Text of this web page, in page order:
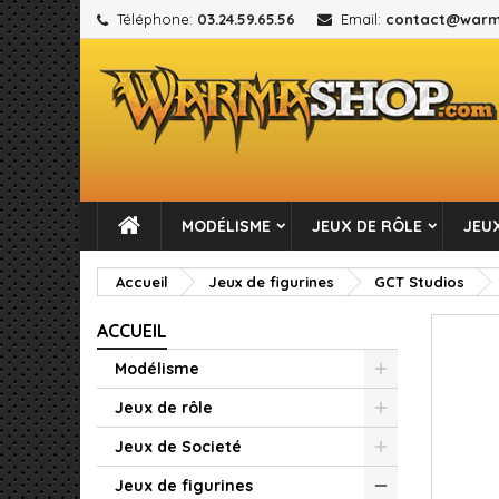
Téléphone: 03.24.59.65.56 Email:
MODÉLISME JEUX DE RÔLE
Accueil Jeux de figurines GCT Studios
ACCUEIL
Modélisme
Jeux de rôle
Jeux de Societé
Jeux de figurines
add_circle_outline